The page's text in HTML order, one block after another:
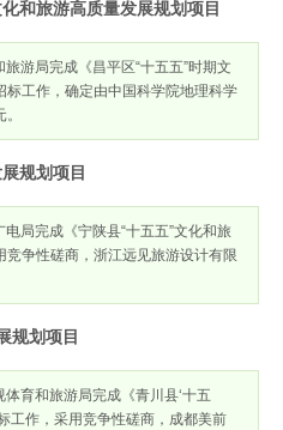
和旅游高质量发展规划项目
游局完成《昌平区“十五五”时期文
工作，确定由中国科学院地理科学
规划项目
局完成《宁陕县“十五五”文化和旅
争性磋商，浙江远见旅游设计有限
规划项目
育和旅游局完成《青川县‘十五
工作，采用竞争性磋商，成都美前